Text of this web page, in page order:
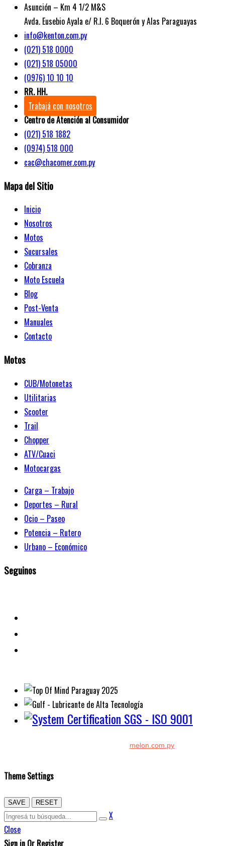
Asunción – Km 4 1/2 M&S
Avda. Eusebio Ayala e/ R.I. 6 Boquerón y Alas Paraguayas
info@kenton.com.py
(021) 518 0000
(021) 518 05000
(0976) 10 10 10
RR. HH.
Trabajá con nosotros
Centro de Atención al Consumidor
(021) 518 1882
(0974) 518 000
cac@chacomer.com.py
Mapa del Sitio
Inicio
Nosotros
Motos
Sucursales
Cobranza
Moto Escuela
Blog
Post-Venta
Manuales
Contacto
Motos
CUB/Motonetas
Utilitarias
Scooter
Trail
Chopper
ATV/Cuaci
Motocargas
Carga – Trabajo
Deportes – Rural
Ocio – Paseo
Potencia – Rutero
Urbano – Económico
Seguinos
melon.com.py
Theme Settings
SAVE RESET
X
Close
Sign in Or Register